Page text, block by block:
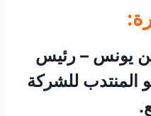
يونس – رئيس
المنتدب للشركة